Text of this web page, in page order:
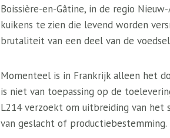
Boissière-en-Gâtine, in de regio
kuikens te zien die levend worden
brutaliteit van een deel van de
Momenteel is in Frankrijk alleen het
is niet van toepassing op de
L214 verzoekt om uitbreiding van het
van geslacht of productiebestemming.